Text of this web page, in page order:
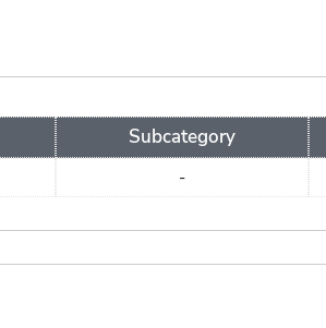
Subcategory
-